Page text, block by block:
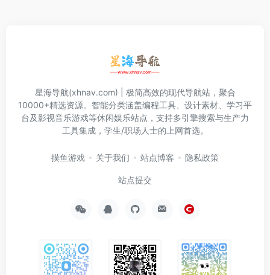
星海导航(xhnav.com) | 极简高效的现代导航站，聚合
10000+精选资源。智能分类涵盖编程工具、设计素材、学习平
台及影视音乐游戏等休闲娱乐站点，支持多引擎搜索与生产力
工具集成，学生/职场人士的上网首选。
摸鱼游戏 关于我们 站点博客 隐私政策
站点提交